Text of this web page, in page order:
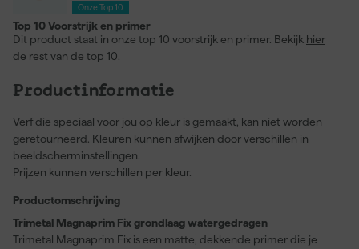
Onze Top 10
Top 10 Voorstrijk en primer
Dit product staat in onze top 10 voorstrijk en primer. Bekijk hier
de rest van de top 10.
Productinformatie
Verf die speciaal voor jou op kleur is gemaakt, kan niet worden
geretourneerd. Kleuren kunnen afwijken door verschillen in
beeldscherminstellingen.
Prijzen kunnen verschillen per kleur.
Productomschrijving
Trimetal Magnaprim Fix grondlaag watergedragen
Trimetal Magnaprim Fix is een matte, dekkende primer die je